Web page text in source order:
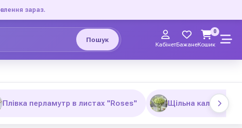
зараз.
Пошук
КабінетБажанеКошик
0
Плівка перламутр в листах "Roses" Щільна калька з